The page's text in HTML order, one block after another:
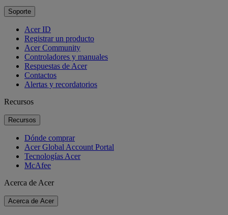
Soporte
Acer ID
Registrar un producto
Acer Community
Controladores y manuales
Respuestas de Acer
Contactos
Alertas y recordatorios
Recursos
Recursos
Dónde comprar
Acer Global Account Portal
Tecnologías Acer
McAfee
Acerca de Acer
Acerca de Acer